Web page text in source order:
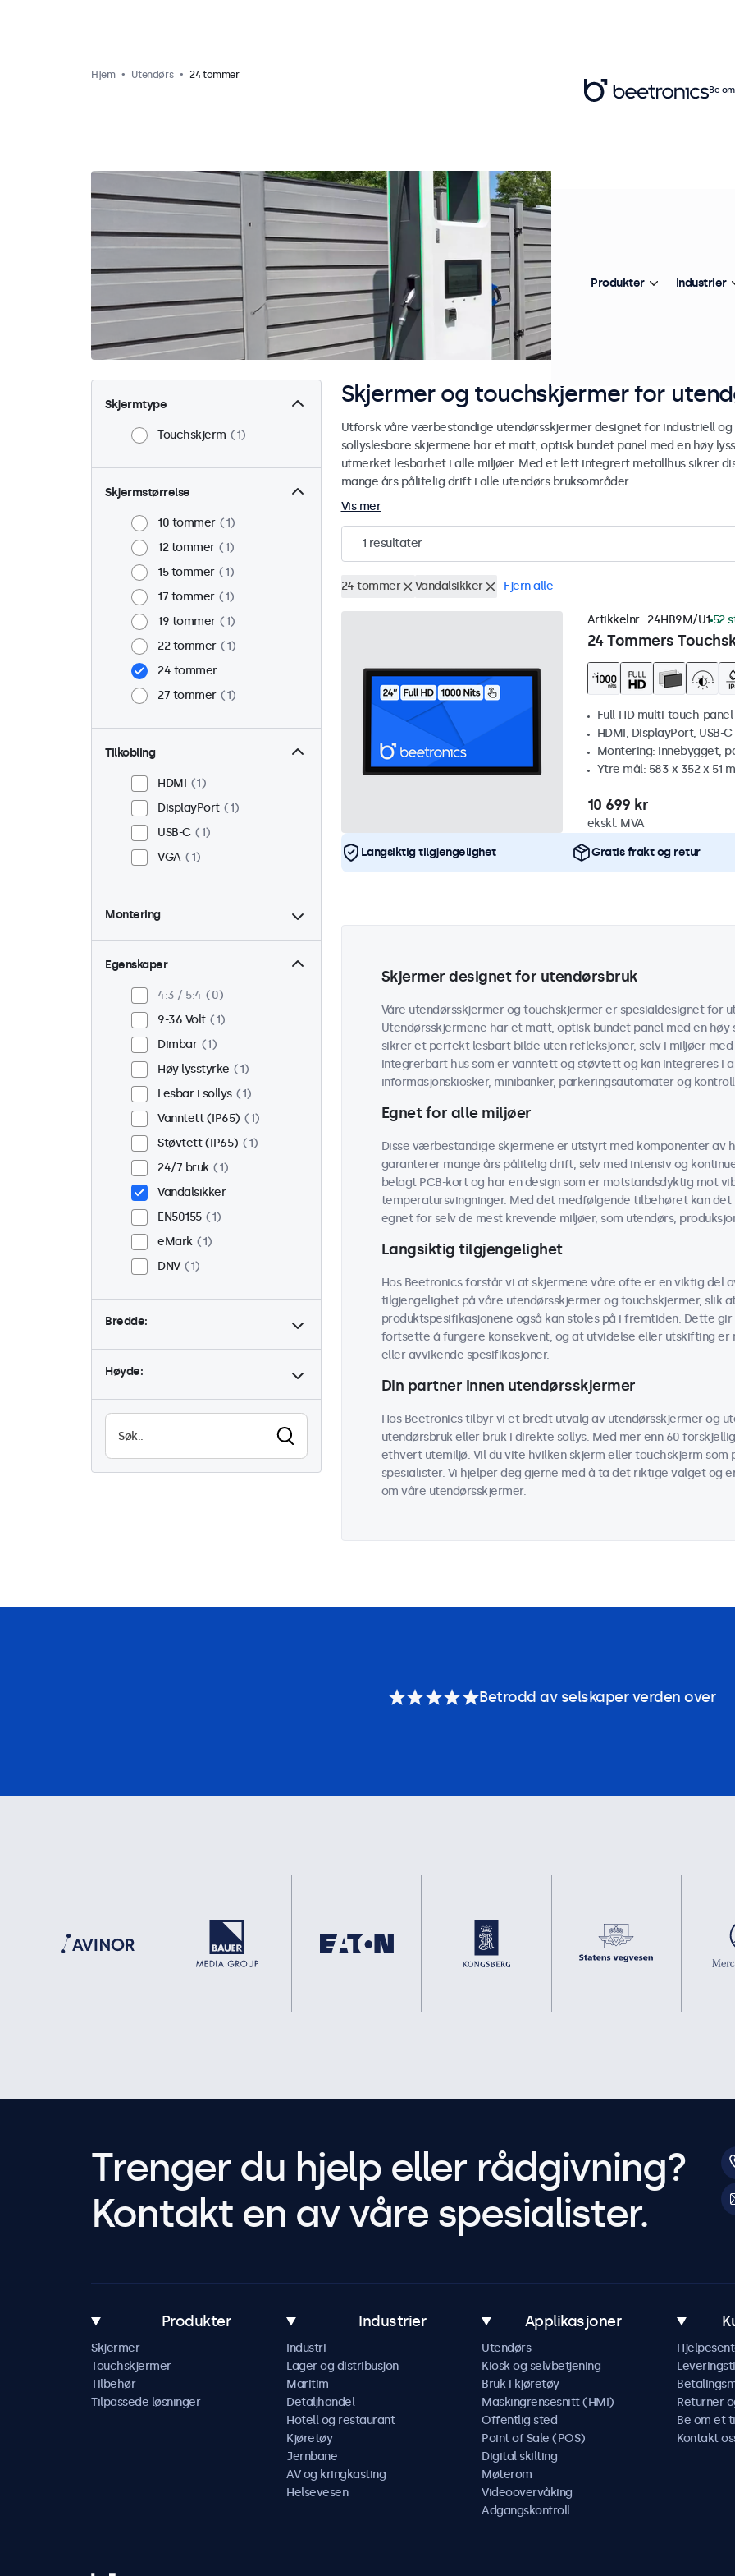
Hjem Utendørs 24 tommer
Skjermtype
Touchskjerm 1
Skjermstørrelse
10 tommer
1
12 tommer
1
15 tommer
1
17 tommer
1
19 tommer
1
22 tommer
1
24 tommer
27 tommer
1
Tilkobling
HDMI
1
DisplayPort
1
USB-C
1
VGA
1
Montering
Panel montert
1
Innebygd
VESA 75 x 75
VESA 100 x 100
Egenskaper
4:3 / 5:4
0
9-36 Volt
1
Dimbar
1
Høy lysstyrke
1
Lesbar i sollys
1
Vanntett (IP65)
1
Støvtett (IP65)
1
24/7 bruk
1
Vandalsikker
EN50155
1
eMark
1
DNV
1
Bredde:
Høyde:
Skjermer og touchskjermer for
Utforsk våre værbestandige utendørsskjermer designet for industriell og
sollyslesbare skjermene har et matt, optisk bundet panel med en høy
utmerket lesbarhet i alle miljøer. Med et lett integrert metallhus sikrer
mange års pålitelig drift i alle utendørs bruksområder.
Vis mer
1 resultater
24 tommer Vandalsikker Fjern alle
24 Tommers
Artikkelnr.: 24HB9M/U1 52
Full-HD multi-touch-
HDMI, DisplayPort, USB-
Montering: innebygget,
Ytre mål: 583 x 352 x 51
10 699 kr
ekskl. MVA
Langsiktig tilgjengelighet Gratis frakt og retur
Skjermer designet for utendørsbruk
Våre utendørsskjermer og touchskjermer er spesialdesignet for
Utendørsskjermene har et matt, optisk bundet panel med en høy
sikrer et perfekt lesbart bilde uten refleksjoner, selv i miljøer
integrerbart hus som er vanntett og støvtett og kan integreres i
informasjonskiosker, minibanker, parkeringsautomater og
Egnet for alle miljøer
Disse værbestandige skjermene er utstyrt med komponenter av
garanterer mange års pålitelig drift, selv med intensiv og
belagt PCB-kort og har en design som er motstandsdyktig mot
temperatursvingninger. Med det medfølgende tilbehøret kan
egnet for selv de mest krevende miljøer, som utendørs,
Langsiktig tilgjengelighet
Hos Beetronics forstår vi at skjermene våre ofte er en viktig del
tilgjengelighet på våre utendørsskjermer og touchskjermer, slik
produktspesifikasjonene også kan stoles på i fremtiden. Dette
fortsette å fungere konsekvent, og at utvidelse eller utskifting
eller avvikende spesifikasjoner.
Din partner innen utendørsskjermer
Hos Beetronics tilbyr vi et bredt utvalg av utendørsskjermer og
utendørsbruk eller bruk i direkte sollys. Med mer enn 60
ethvert utemiljø. Vil du vite hvilken skjerm eller touchskjerm
spesialister. Vi hjelper deg gjerne med å ta det riktige valget og
om våre utendørsskjermer.
Be
Produkter Industrier
Betrodd av selskaper verden over
Trenger du hjelp eller rådgivning?
Kontakt en av våre spesialister.
Produkter
Skjermer
Touchskjermer
Tilbehør
Tilpassede løsninger
Industrier
Industri
Lager og distribusjon
Maritim
Detaljhandel
Hotell og restaurant
Kjøretøy
Jernbane
AV og kringkasting
Helsevesen
Applikasjoner
Utendørs
Kiosk og selvbetjening
Bruk i kjøretøy
Maskingrensesnitt (HMI)
Offentlig sted
Point of Sale (POS)
Digital skilting
Møterom
Videoovervåking
Adgangskontroll
Returner
Be om et
Kontakt